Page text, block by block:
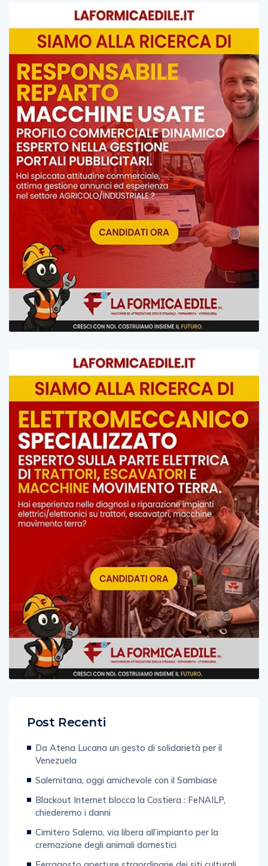
Post Recenti
Da Atena Lucana un gesto di solidarietà per il
Venezuela
Salernitana, oggi amichevole con il Sambiase
Blackout Internet blocca la Costiera : FeNAILP,
chiederemo i danni
Cimitero Salerno, via libera all’impianto per la
cremazione degli animali domestici